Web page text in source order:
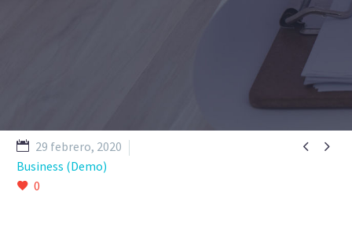
 
29 febrero, 2020
Business (Demo)
0